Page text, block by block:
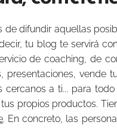
de difundir aquellas
tu blog te servirá
de coaching, de
presentaciones, vende
cercanos a ti... para
propios productos.
. En concreto, las